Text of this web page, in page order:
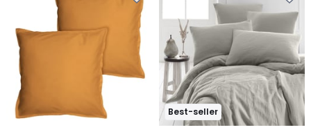
Best-seller